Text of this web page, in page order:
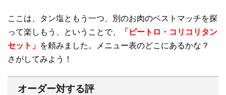
ここは、タン塩ともう一つ、別のお肉のベストマッチを探
って楽しもう、ということで、
「ピートロ・コリコリタン
セット」 を頼みました。メニュー表のどこにあるかな？
さがしてみよう！
オーダー対する評